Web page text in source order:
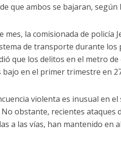
que ambos se bajaran, según
mes, la comisionada de policía
de transporte durante
que los delitos en el metro
bajo en el primer trimestre en
violenta es inusual en
obstante, recientes ataques
a las vías, han mantenido en